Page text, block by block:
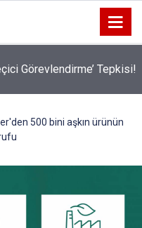
Görevlendirme’ Tepkisi!
Hafife Almayın!
500 bini aşkın ürünün